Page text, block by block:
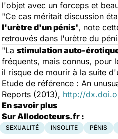
l'objet avec un forceps et
"Ce cas méritait discussion
l'urètre d'un pénis", note
retrouvés dans l'urètre du
"La stimulation auto-
fréquents, mais connus, pour
il risque de mourir à la suite
Etude de référence : An
Reports (2013), http://
En savoir plus
Sur Allodocteurs.fr :
SEXUALITÉ INSOLITE PÉNIS